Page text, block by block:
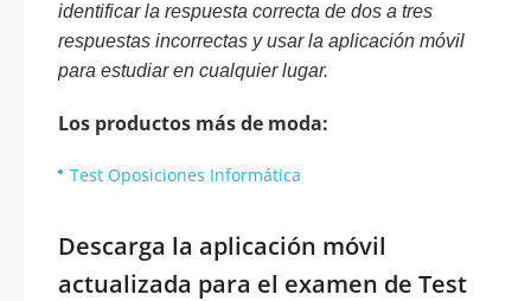
identificar la respuesta correcta de dos a tres
respuestas incorrectas y usar la aplicación móvil
para estudiar en cualquier lugar.
Los productos más de moda:
Test Oposiciones Informática
Descarga la aplicación móvil
actualizada para el examen de Test